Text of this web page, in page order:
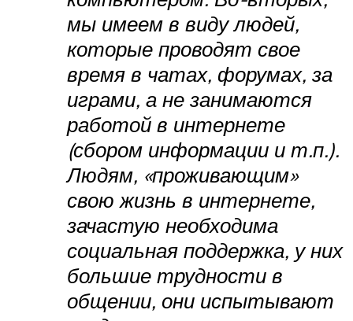
мы имеем в виду людей,
которые проводят свое
время в чатах, форумах, за
играми, а не занимаются
работой в интернете
(сбором информации и т.п.).
Людям, «проживающим»
свою жизнь в интернете,
зачастую необходима
социальная поддержка, у них
большие трудности в
общении, они испытывают